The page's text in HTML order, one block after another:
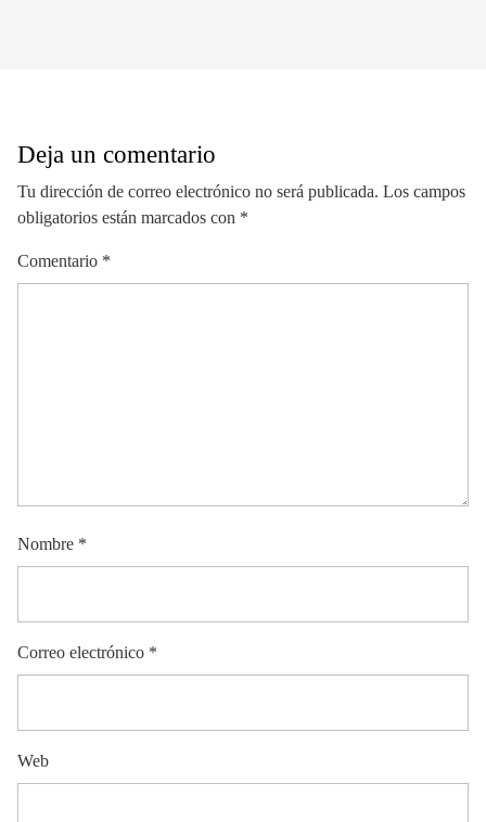
Deja un comentario
Tu dirección de correo electrónico no será publicada. Los campos
obligatorios están marcados con *
Comentario *
Nombre *
Correo electrónico *
Web